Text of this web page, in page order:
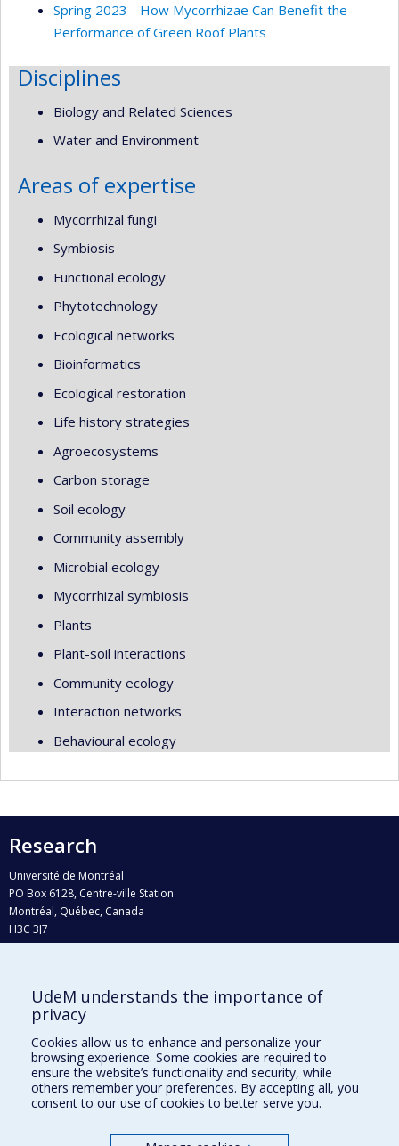
Spring 2023 - How Mycorrhizae Can Benefit the
Performance of Green Roof Plants
Disciplines
Biology and Related Sciences
Water and Environment
Areas of expertise
Mycorrhizal fungi
Symbiosis
Functional ecology
Phytotechnology
Ecological networks
Bioinformatics
Ecological restoration
Life history strategies
Agroecosystems
Carbon storage
Soil ecology
Community assembly
Microbial ecology
Mycorrhizal symbiosis
Plants
Plant-soil interactions
Community ecology
Interaction networks
Behavioural ecology
Research
Université de Montréal
PO Box 6128, Centre-ville Station
Montréal, Québec, Canada
H3C 3J7
Who does what?
Find us
Site map
Accessibility
UdeM understands the importance of
privacy
Cookies allow us to enhance and personalize your
browsing experience. Some cookies are required to
ensure the website’s functionality and security, while
others remember your preferences. By accepting all, you
consent to our use of cookies to better serve you.